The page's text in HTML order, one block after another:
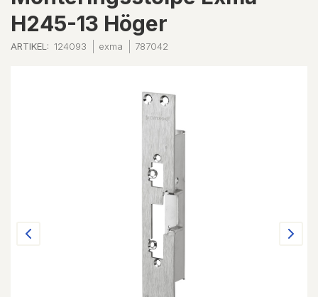
H245-13 Höger
ARTIKEL: 124093 exma 787042